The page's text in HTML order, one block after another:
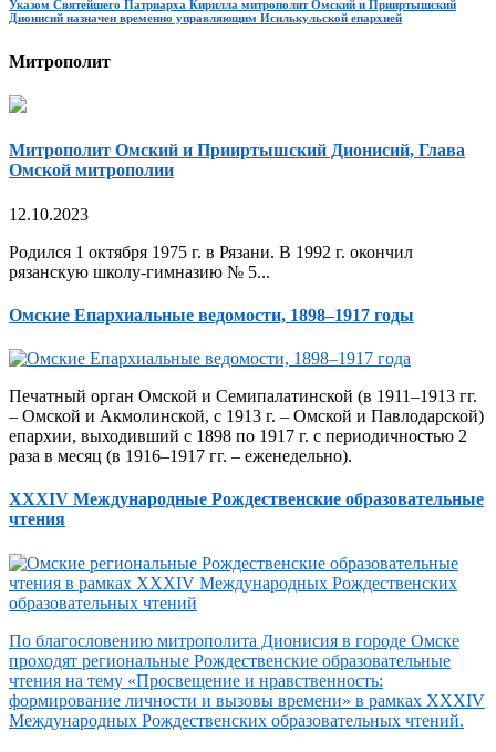
Указом Святейшего Патриарха Кирилла митрополит Омский и Прииртышский
Дионисий назначен временно управляющим Исилькульской епархией
Митрополит
Митрополит Омский и Прииртышский Дионисий, Глава
Омской митрополии
12.10.2023
Родился 1 октября 1975 г. в Рязани. В 1992 г. окончил
рязанскую школу-гимназию № 5...
Омские Епархиальные ведомости, 1898–1917 годы
Печатный орган Омской и Семипалатинской (в 1911–1913 гг.
– Омской и Акмолинской, с 1913 г. – Омской и Павлодарской)
епархии, выходивший с 1898 по 1917 г. с периодичностью 2
раза в месяц (в 1916–1917 гг. – еженедельно).
XXXIV Международные Рождественские образовательные
чтения
По благословению митрополита Дионисия в городе Омске
проходят региональные Рождественские образовательные
чтения на тему «Просвещение и нравственность:
формирование личности и вызовы времени» в рамках XXXIV
Международных Рождественских образовательных чтений.